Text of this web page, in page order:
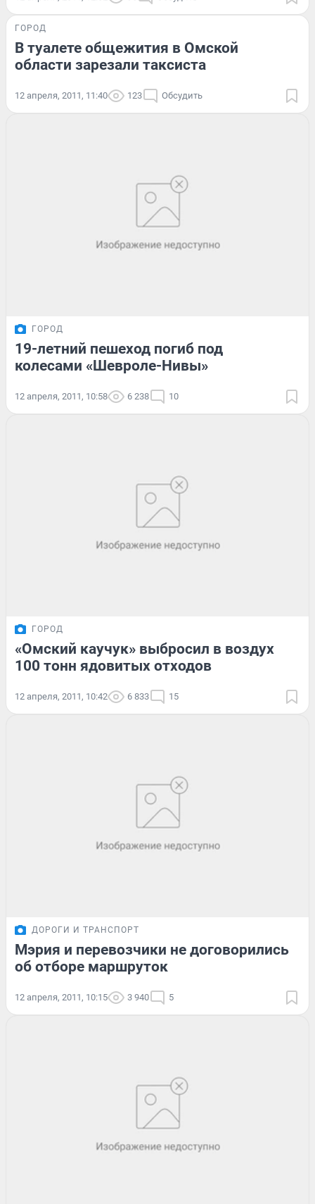
ГОРОД
В туалете общежития в Омской
области зарезали таксиста
12 апреля, 2011, 11:40 123 Обсудить
ГОРОД
19-летний пешеход погиб под
колесами «Шевроле-Нивы»
12 апреля, 2011, 10:58 6 238 10
ГОРОД
«Омский каучук» выбросил в воздух
100 тонн ядовитых отходов
12 апреля, 2011, 10:42 6 833 15
ДОРОГИ И ТРАНСПОРТ
Мэрия и перевозчики не договорились
об отборе маршруток
12 апреля, 2011, 10:15 3 940 5